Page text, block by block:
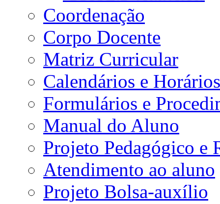
Coordenação
Corpo Docente
Matriz Curricular
Calendários e Horários
Formulários e
Manual do Aluno
Projeto Pedagógico e
Atendimento ao aluno
Projeto Bolsa-auxílio